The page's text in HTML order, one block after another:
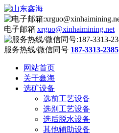
电子邮箱 xrguo@xinhaimining.net
服务热线/微信同号 187-3313-2385
网站首页
关于鑫海
选矿设备
选前工艺设备
选别工艺设备
选后脱水设备
其他辅助设备